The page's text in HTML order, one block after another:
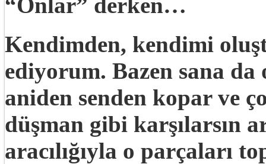
Kendimden, kendimi
ediyorum. Bazen sana
aniden senden kopar ve
düşman gibi karşılarsın
aracılığıyla o parçaları